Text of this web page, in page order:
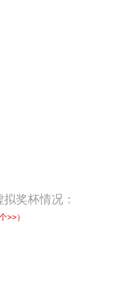
奖杯情况：
>>）